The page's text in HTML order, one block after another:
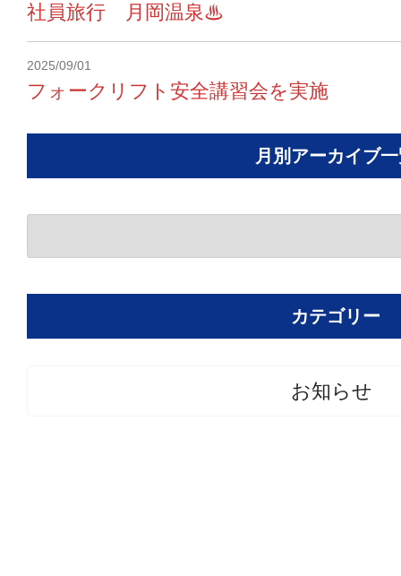
社員旅行 月岡温泉♨
2025/09/01
フォークリフト安全講習会を実施
月別アーカイブ
カテゴリー
お知らせ